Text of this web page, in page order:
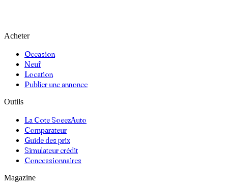
Acheter
Occasion
Neuf
Location
Publier une annonce
Outils
La Cote SoeezAuto
Comparateur
Guide des prix
Simulateur crédit
Concessionnaires
Magazine